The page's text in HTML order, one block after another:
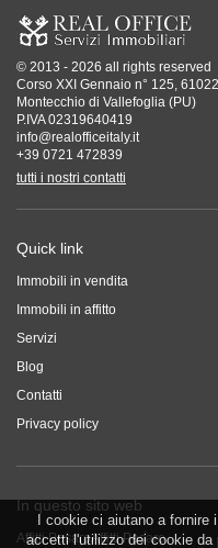
© 2013 - 2026 all rights reserved
Corso XXI Gennaio n° 125, 61022
Montecchio di Vallefoglia (PU)
P.IVA 02319640419
info@realofficeitaly.it
+39 0721 472839
tutti i nostri contatti
Quick link
Immobili in vendita
Immobili in affitto
Servizi
Blog
Contatti
Privacy policy
In questo sito web
Affitti PesaroAffitti Pesaro
I cookie ci aiutano a
accetti l'utilizzo dei cookie da